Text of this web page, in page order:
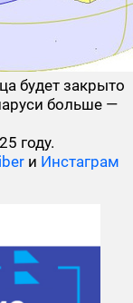
будет закрыто
больше —
году.
и Инстаграм